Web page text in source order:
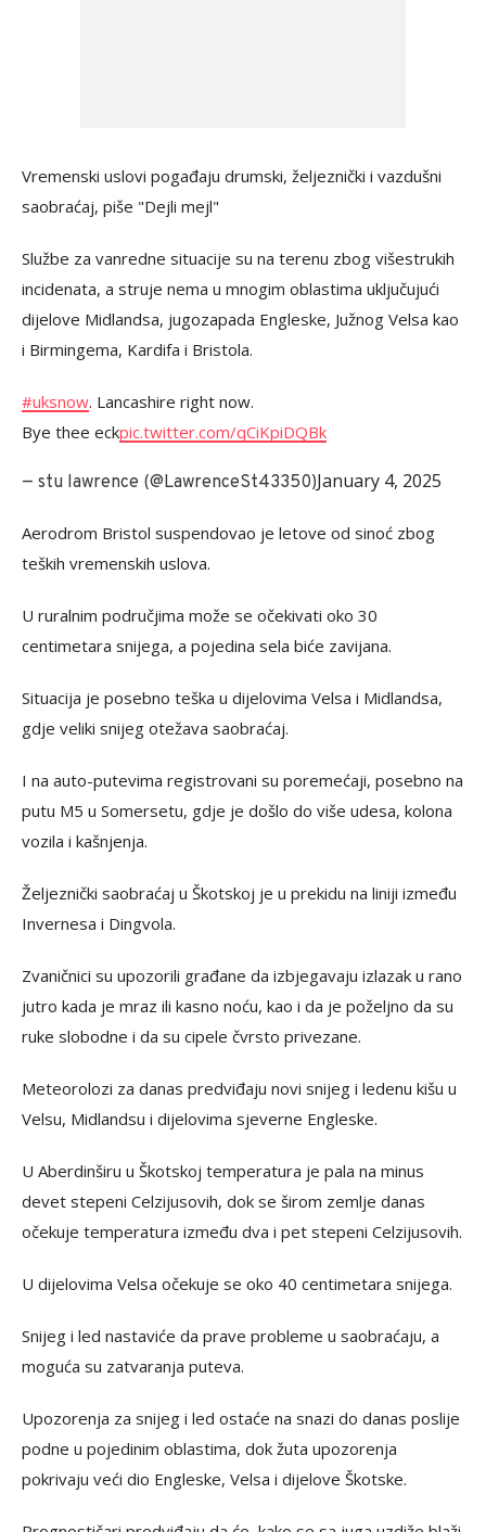
Vremenski uslovi pogađaju drumski, željeznički i vazdušni
saobraćaj, piše "Dejli mejl"
Službe za vanredne situacije su na terenu zbog višestrukih
incidenata, a struje nema u mnogim oblastima uključujući
dijelove Midlandsa, jugozapada Engleske, Južnog Velsa kao
i Birmingema, Kardifa i Bristola.
#uksnow. Lancashire right now.
Bye thee eckpic.twitter.com/qCiKpiDQBk
— stu lawrence (@LawrenceSt43350)January 4, 2025
Aerodrom Bristol suspendovao je letove od sinoć zbog
teških vremenskih uslova.
U ruralnim područjima može se očekivati oko 30
centimetara snijega, a pojedina sela biće zavijana.
Situacija je posebno teška u dijelovima Velsa i Midlandsa,
gdje veliki snijeg otežava saobraćaj.
I na auto-putevima registrovani su poremećaji, posebno na
putu M5 u Somersetu, gdje je došlo do više udesa, kolona
vozila i kašnjenja.
Željeznički saobraćaj u Škotskoj je u prekidu na liniji između
Invernesa i Dingvola.
Zvaničnici su upozorili građane da izbjegavaju izlazak u rano
jutro kada je mraz ili kasno noću, kao i da je poželjno da su
ruke slobodne i da su cipele čvrsto privezane.
Meteorolozi za danas predviđaju novi snijeg i ledenu kišu u
Velsu, Midlandsu i dijelovima sjeverne Engleske.
U Aberdinširu u Škotskoj temperatura je pala na minus
devet stepeni Celzijusovih, dok se širom zemlje danas
očekuje temperatura između dva i pet stepeni Celzijusovih.
U dijelovima Velsa očekuje se oko 40 centimetara snijega.
Snijeg i led nastaviće da prave probleme u saobraćaju, a
moguća su zatvaranja puteva.
Upozorenja za snijeg i led ostaće na snazi do danas poslije
podne u pojedinim oblastima, dok žuta upozorenja
pokrivaju veći dio Engleske, Velsa i dijelove Škotske.